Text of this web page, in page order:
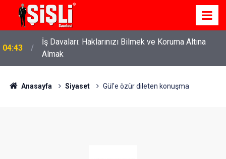
04:43
İş Davaları: Haklarınızı Bilmek ve Koruma Altına
Almak
Anasayfa Siyaset Gül'e özür dileten konuşma